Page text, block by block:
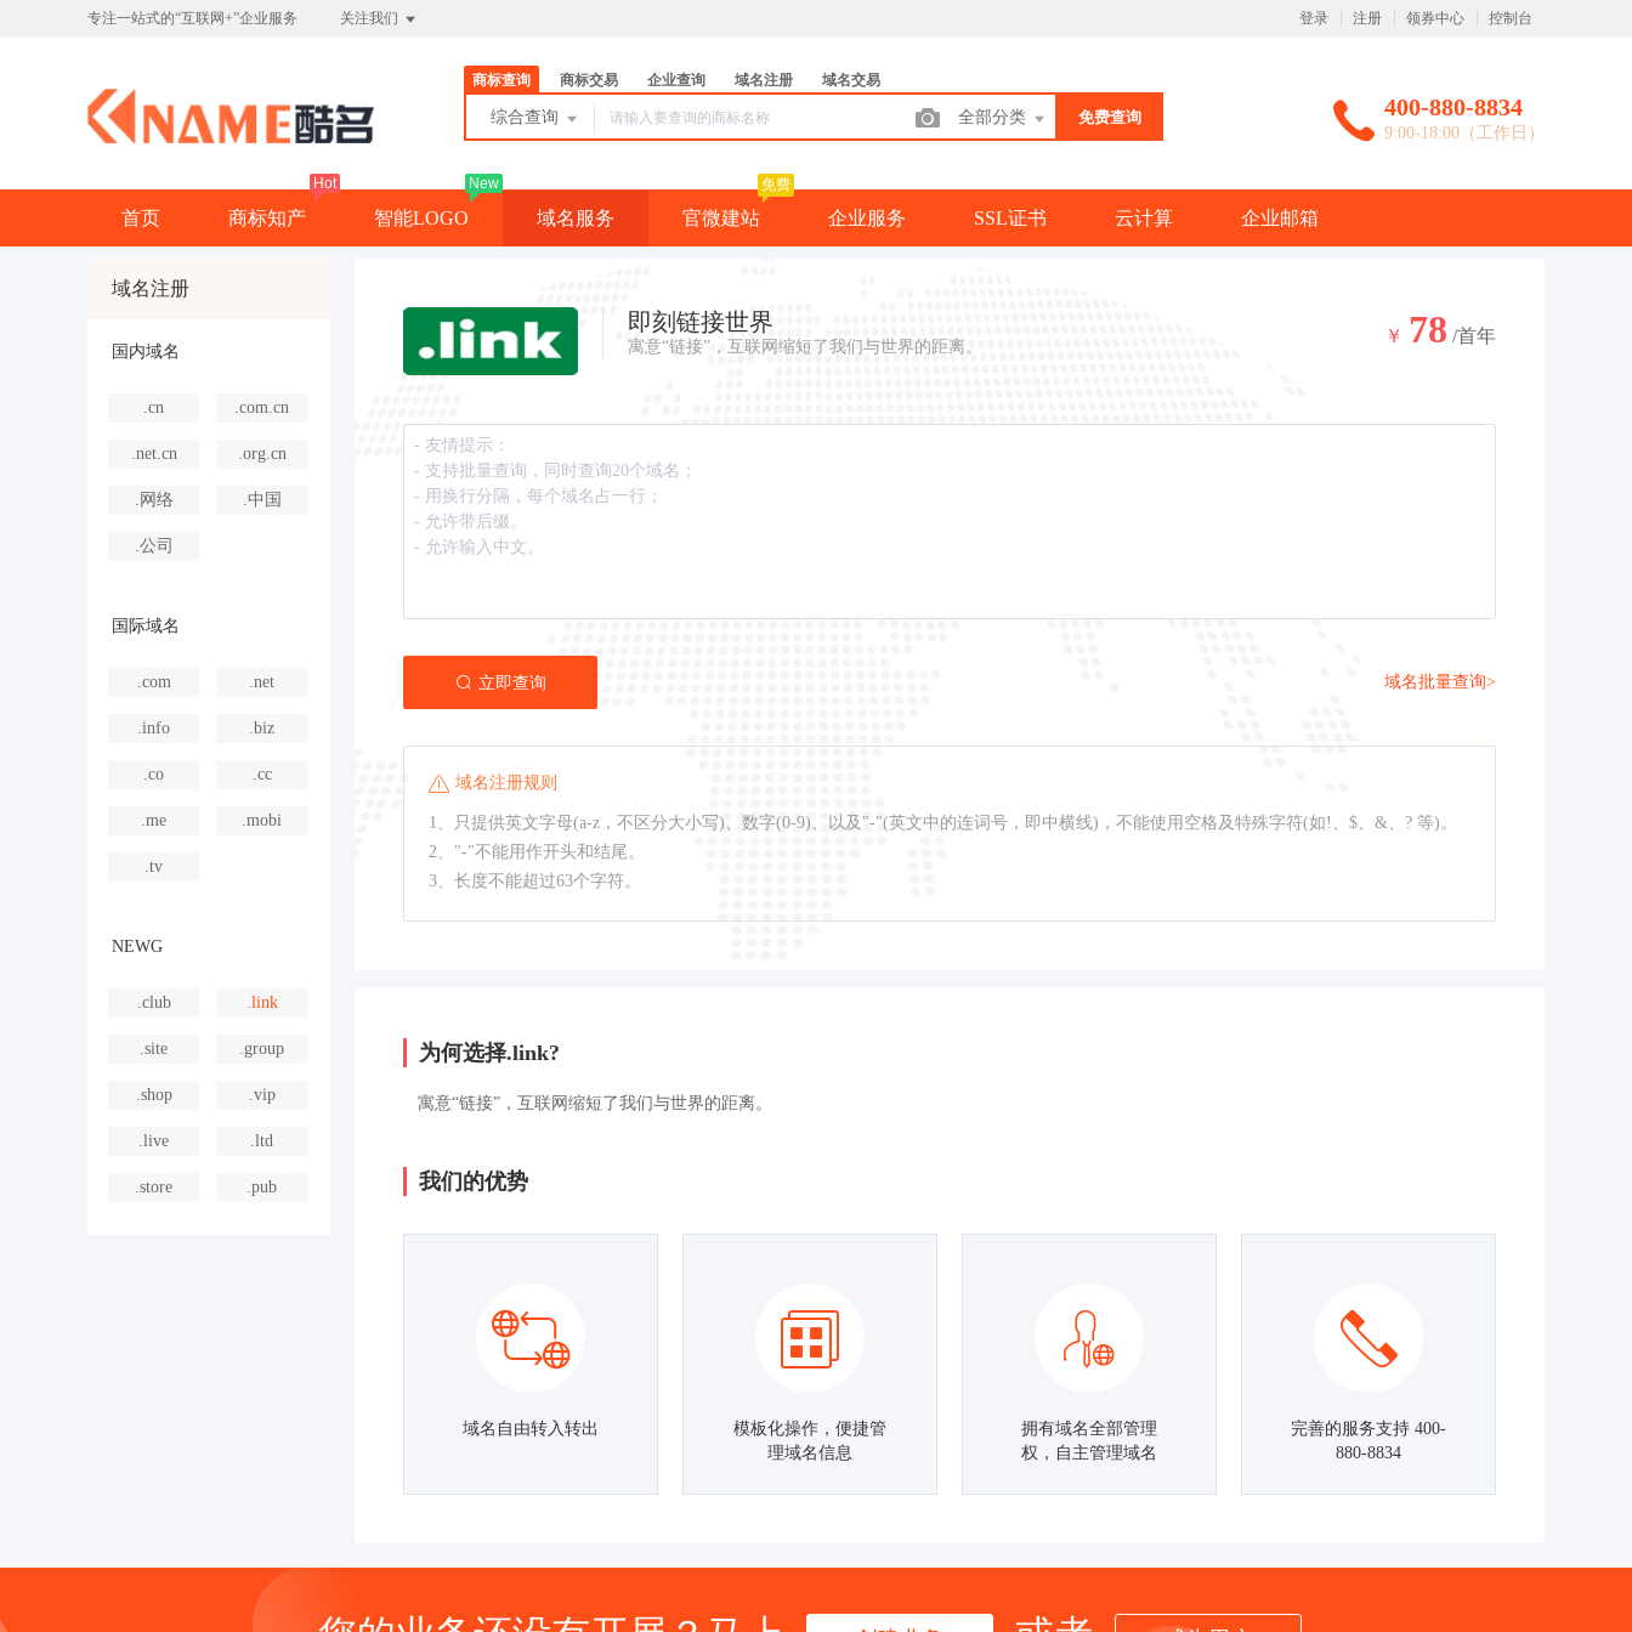
专注一站式的“互联网+”企业服务 关注我们 登录 注册 领券中心 控制台
商标查询 商标交易 企业查询 域名注册 域名交易
综合查询 全部分类 免费查询 400-880-8834
9:00-18:00（工作日）
首页 商标知产
Hot
智能LOGO
New
域名服务 官微建站
免费
企业服务 SSL证书 云计算 企业邮箱
域名注册
国内域名
.cn .com.cn
.net.cn .org.cn
.网络 .中国
.公司
国际域名
.com .net
.info .biz
.co .cc
.me .mobi
.tv
NEWG
.club .link
.site .group
.shop .vip
.live .ltd
.store .pub
即刻链接世界
寓意“链接”，互联网缩短了我们与世界的距离。
￥ 78 /首年
立即查询 域名批量查询>
域名注册规则
1、只提供英文字母(a-z，不区分大小写)、数字(0-9)、以及"-"(英文中的连词号，即中横线)，不能使用空格及特殊字符(如!、$、&、? 等)。
2、"-"不能用作开头和结尾。
3、长度不能超过63个字符。
为何选择.link?
寓意“链接”，互联网缩短了我们与世界的距离。
我们的优势
域名自由转入转出
模板化操作，便捷管
理域名信息
拥有域名全部管理
权，自主管理域名
完善的服务支持 400-
880-8834